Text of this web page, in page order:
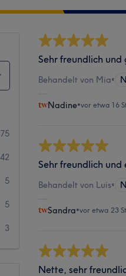
42
5
5
3
Sehr freundlich und
Behandelt von Mia•
Nadine•vor etwa 16
Sehr freundlich und
Behandelt von Luis•
Sandra•vor etwa 23
Nette, sehr